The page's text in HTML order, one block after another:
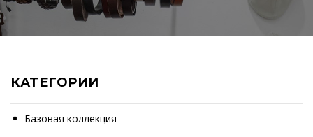
КАТЕГОРИИ
Базовая коллекция